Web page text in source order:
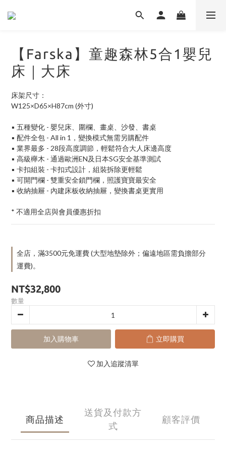
【Farska】童趣森林5合1嬰兒
床｜大床
床架尺寸：
W125×D65×H87cm (外寸)
▪ 五種變化 - 嬰兒床、圍欄、畫桌、沙發、書桌
▪ 配件全包 - All in 1，變換模式無需另購配件
▪ 業界最多 - 28段高度調節，輕鬆符合大人床邊高度
▪ 高級櫸木 - 通過歐洲EN及日本SG安全基準測試
▪ 卡扣組裝 - 卡扣式設計，組裝拆除更輕鬆
▪ 可開門欄 - 雙重安全鎖門欄，照護寶寶最安全
▪ 收納抽屜 - 內建床板收納抽屜，變換書桌更實用
* 不適用全店與會員優惠折扣
全店，滿3500元免運費 (大型地墊除外；偏遠地區需負擔部分
運費)。
NT$32,800
數量
加入購物車 立即購買
加入追蹤清單
商品描述
送貨及付款方
式
顧客評價